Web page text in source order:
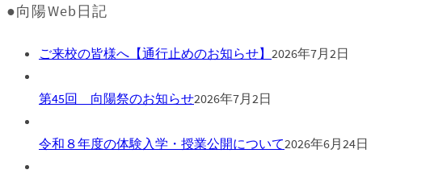
●向陽Web日記
ご来校の皆様へ【通行止めのお知らせ】 2026年7月2日
第45回 向陽祭のお知らせ2026年7月2日
令和８年度の体験入学・授業公開について2026年6月24日